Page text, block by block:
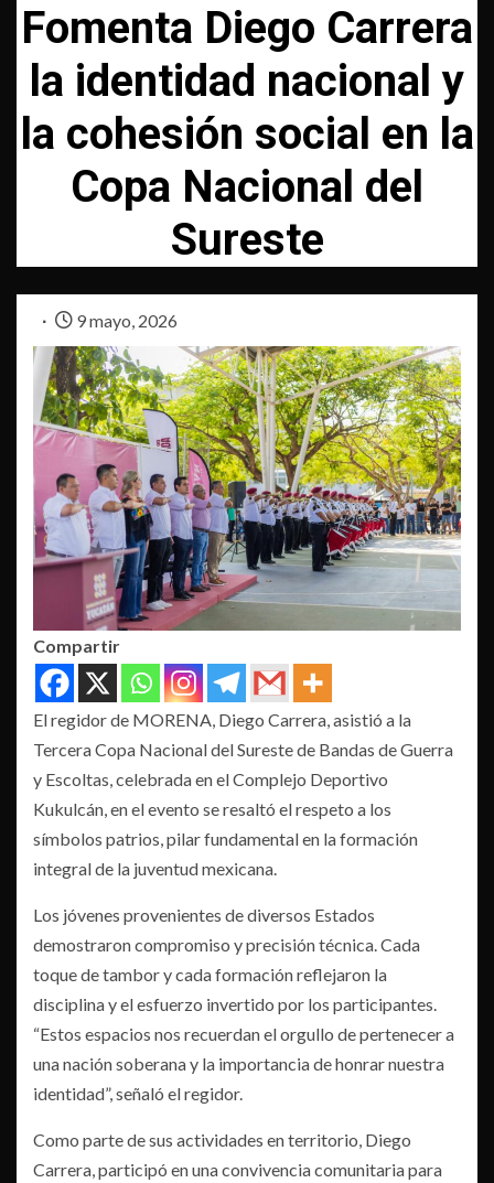
Fomenta Diego Carrera
la identidad nacional y
la cohesión social en la
Copa Nacional del
Sureste
9 mayo, 2026
Compartir
El regidor de MORENA, Diego Carrera, asistió a la
Tercera Copa Nacional del Sureste de Bandas de Guerra
y Escoltas, celebrada en el Complejo Deportivo
Kukulcán, en el evento se resaltó el respeto a los
símbolos patrios, pilar fundamental en la formación
integral de la juventud mexicana.
Los jóvenes provenientes de diversos Estados
demostraron compromiso y precisión técnica. Cada
toque de tambor y cada formación reflejaron la
disciplina y el esfuerzo invertido por los participantes.
“Estos espacios nos recuerdan el orgullo de pertenecer a
una nación soberana y la importancia de honrar nuestra
identidad”, señaló el regidor.
Como parte de sus actividades en territorio, Diego
Carrera, participó en una convivencia comunitaria para